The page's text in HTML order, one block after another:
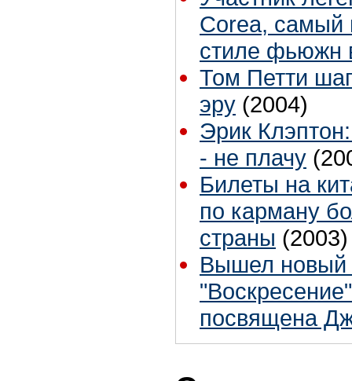
Corea, самый
стиле фьюжн
Том Петти
эру (2004)
Эрик
- не плачу
Билеты на
по карману
страны (2003)
Вышел новый
посвящена